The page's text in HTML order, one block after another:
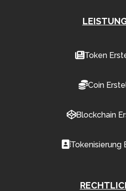
Token
Coin
Blockchain
Tokenisierung